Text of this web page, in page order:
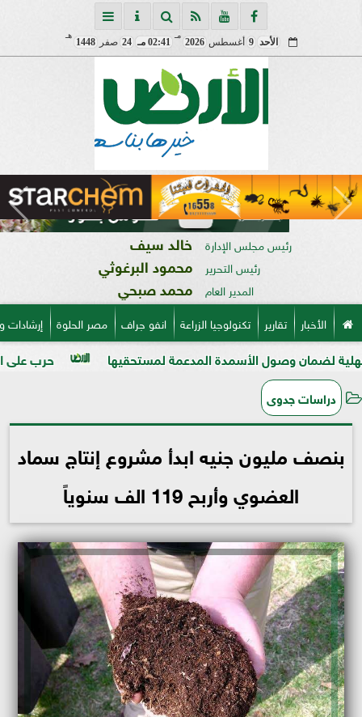
الأحد 9 أغسطس2026
مـ
02:41 مـ 24 صفر1448
هـ
رئيس مجلس الإدارة خالد سيف
رئيس التحرير محمود البرغوثي
المدير العام محمد صبحي
الأخبار تقارير تكنولوجيا الزراعة انفو جراف مصر الحلوة
حرب على السوق وصول الأسمدة المدعمة لمستحقيها
دراسات جدوى
بنصف مليون جنيه ابدأ مشروع إنتاج سماد
العضوي وأربح 119 الف سنوياً